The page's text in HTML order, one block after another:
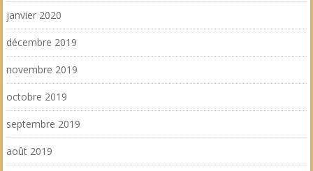
janvier 2020
décembre 2019
novembre 2019
octobre 2019
septembre 2019
août 2019